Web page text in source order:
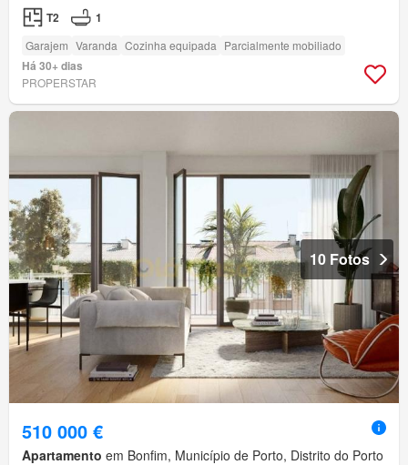
T2 1
Garajem Varanda Cozinha equipada Parcialmente mobiliado
Há 30+ dias
PROPERSTAR
10 Fotos
510 000 €
Apartamento em Bonfim, Município de Porto, Distrito do Porto